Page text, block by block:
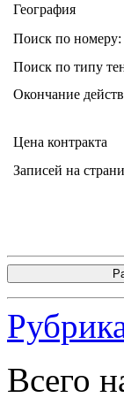
География
Поиск по номеру:
Поиск по типу
Окончание
Цена контракта
Записей на
Всего